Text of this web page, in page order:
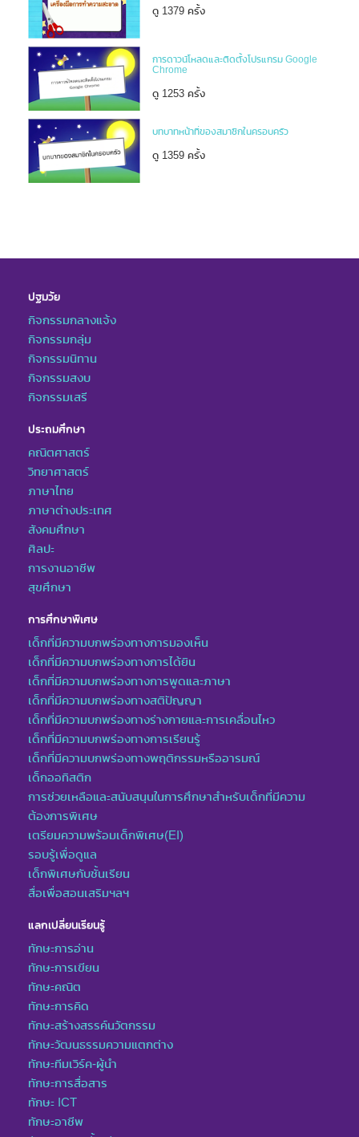
ดู 1379 ครั้ง
การดาวน์โหลดและติดตั้งโปรแกรม Google
Chrome
ดู 1253 ครั้ง
บทบาทหน้าที่ของสมาชิกในครอบครัว
ดู 1359 ครั้ง
ปฐมวัย
กิจกรรมกลางแจ้ง
กิจกรรมกลุ่ม
กิจกรรมนิทาน
กิจกรรมสงบ
กิจกรรมเสรี
ประถมศึกษา
คณิตศาสตร์
วิทยาศาสตร์
ภาษาไทย
ภาษาต่างประเทศ
สังคมศึกษา
ศิลปะ
การงานอาชีพ
สุขศึกษา
การศึกษาพิเศษ
เด็กที่มีความบกพร่องทางการมองเห็น
เด็กที่มีความบกพร่องทางการได้ยิน
เด็กที่มีความบกพร่องทางการพูดและภาษา
เด็กที่มีความบกพร่องทางสติปัญญา
เด็กที่มีความบกพร่องทางร่างกายและการเคลื่อนไหว
เด็กที่มีความบกพร่องทางการเรียนรู้
เด็กที่มีความบกพร่องทางพฤติกรรมหรืออารมณ์
เด็กออทิสติก
การช่วยเหลือและสนับสนุนในการศึกษาสำหรับเด็กที่มีความ
ต้องการพิเศษ
เตรียมความพร้อมเด็กพิเศษ(EI)
รอบรู้เพื่อดูแล
เด็กพิเศษกับชั้นเรียน
สื่อเพื่อสอนเสริมฯลฯ
แลกเปลี่ยนเรียนรู้
ทักษะการอ่าน
ทักษะการเขียน
ทักษะคณิต
ทักษะการคิด
ทักษะสร้างสรรค์นวัตกรรม
ทักษะวัฒนธรรมความแตกต่าง
ทักษะทีมเวิร์ค-ผู้นำ
ทักษะการสื่อสาร
ทักษะ ICT
ทักษะอาชีพ